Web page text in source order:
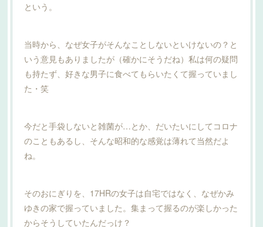
という。
当時から、なぜ女子がそんなことしないといけないの？と
いう意見もありましたが（確かにそうだね）私は何の疑問
も持たず、好きな男子に食べてもらいたくて握っていまし
た・笑
今だと手袋しないと雑菌が…とか、だいたいにしてコロナ
のこともあるし、そんな昭和的な感覚は薄れて当然だよ
ね。
そのおにぎりを、17HRの女子は自宅ではなく、なぜかみ
ゆきの家で握っていました。集まって握るのが楽しかった
からそうしていたんだっけ？